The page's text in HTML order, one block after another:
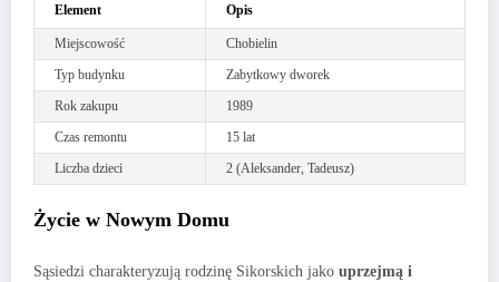
Element Opis
Miejscowość
Chobielin
Typ budynku
Zabytkowy dworek
Rok zakupu
1989
Czas remontu
15 lat
Liczba dzieci
2 (Aleksander, Tadeusz)
Życie w Nowym Domu
Sąsiedzi charakteryzują rodzinę Sikorskich jako uprzejmą i